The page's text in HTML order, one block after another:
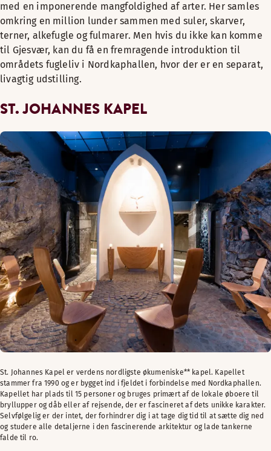
med en imponerende mangfoldighed af arter. Her samles
omkring en million lunder sammen med suler, skarver,
terner, alkefugle og fulmarer. Men hvis du ikke kan komme
til Gjesvær, kan du få en fremragende introduktion til
områdets fugleliv i Nordkaphallen, hvor der er en separat,
livagtig udstilling.
ST. JOHANNES KAPEL
St. Johannes Kapel er verdens nordligste økumeniske** kapel. Kapellet
stammer fra 1990 og er bygget ind i fjeldet i forbindelse med Nordkaphallen.
Kapellet har plads til 15 personer og bruges primært af de lokale øboere til
bryllupper og dåb eller af rejsende, der er fascineret af dets unikke karakter.
Selvfølgelig er der intet, der forhindrer dig i at tage dig tid til at sætte dig ned
og studere alle detaljerne i den fascinerende arkitektur og lade tankerne
falde til ro.